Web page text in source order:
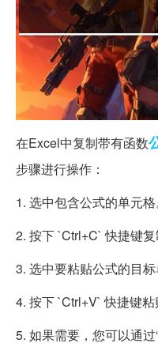
在Excel中复制带有函数
步骤进行操作：
1. 选中包含公式的单元格
2. 按下 `Ctrl+C` 快捷键复
3. 选中要粘贴公式的目标
4. 按下 `Ctrl+V` 快捷键粘
5. 如果需要，您可以通